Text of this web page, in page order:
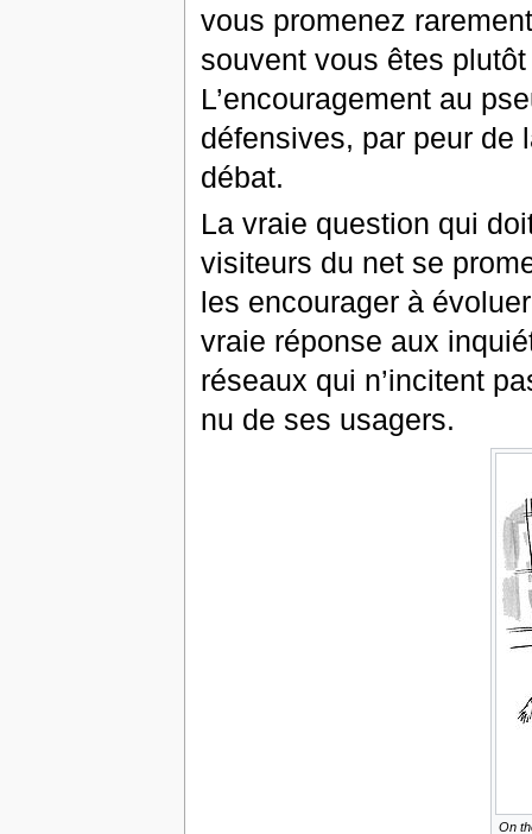
vous promenez
souvent vous êtes
L’encouragement au
défensives, par peur de
débat.
La vraie question qui
visiteurs du net se
les encourager à
vraie réponse aux
réseaux qui n’incitent
nu de ses usagers.
On